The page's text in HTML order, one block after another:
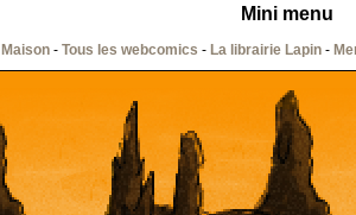
Mini menu
Maison- Tous les webcomics - La librairie Lapin-